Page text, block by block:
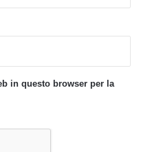
in questo browser per la